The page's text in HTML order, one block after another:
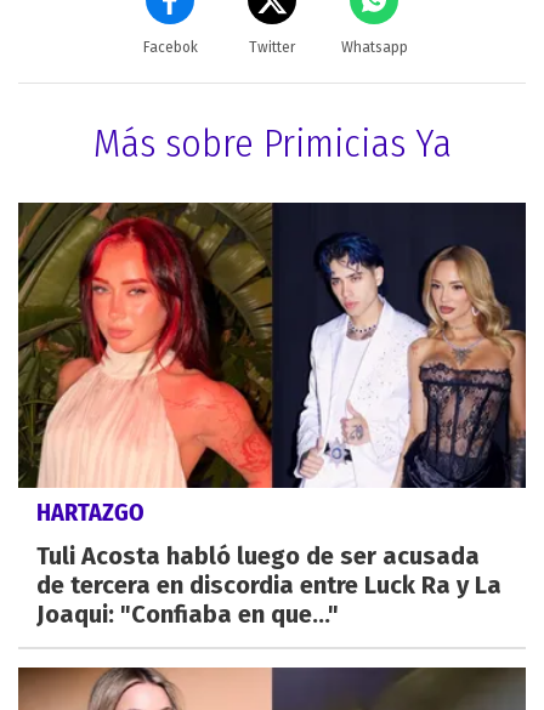
Facebok Twitter Whatsapp
Más sobre Primicias Ya
HARTAZGO
Tuli Acosta habló luego de ser acusada
de tercera en discordia entre Luck Ra y La
Joaqui: "Confiaba en que..."